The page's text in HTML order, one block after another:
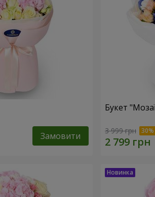
Замовити
Букет
3 999 грн